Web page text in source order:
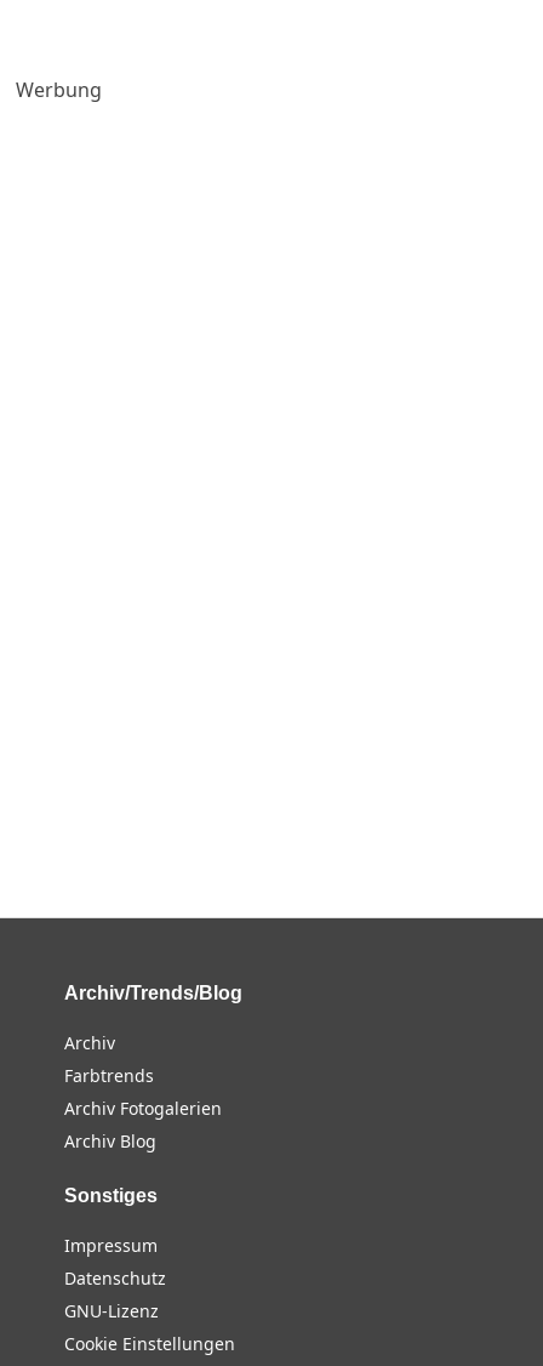
Werbung
Archiv/Trends/Blog
Archiv
Farbtrends
Archiv Fotogalerien
Archiv Blog
Sonstiges
Impressum
Datenschutz
GNU-Lizenz
Cookie Einstellungen